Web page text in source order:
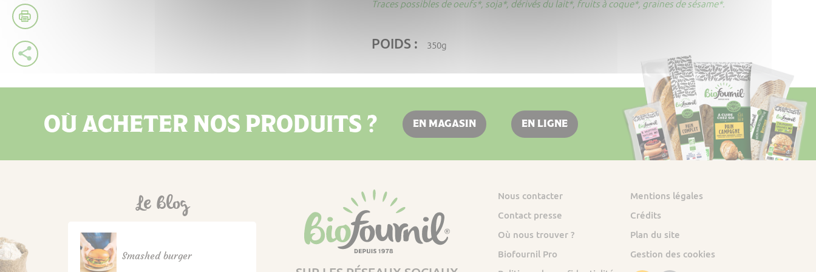
Traces possibles de oeufs*, soja*, dérivés du lait*, fruits à coque*, graines de sésame*.
POIDS : 350g
OÙ ACHETER NOS PRODUITS ? EN MAGASIN EN LIGNE
Le Blog
Smashed burger
Nous contacter
Contact presse
Où nous trouver ?
Biofournil Pro
Mentions légales
Crédits
Plan du site
Gestion des cookies